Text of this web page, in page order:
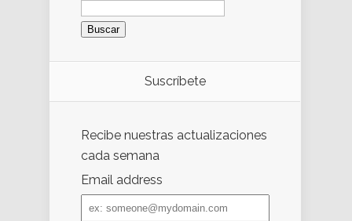
Suscríbete
Recibe nuestras actualizaciones
cada semana
Email address
Email
address